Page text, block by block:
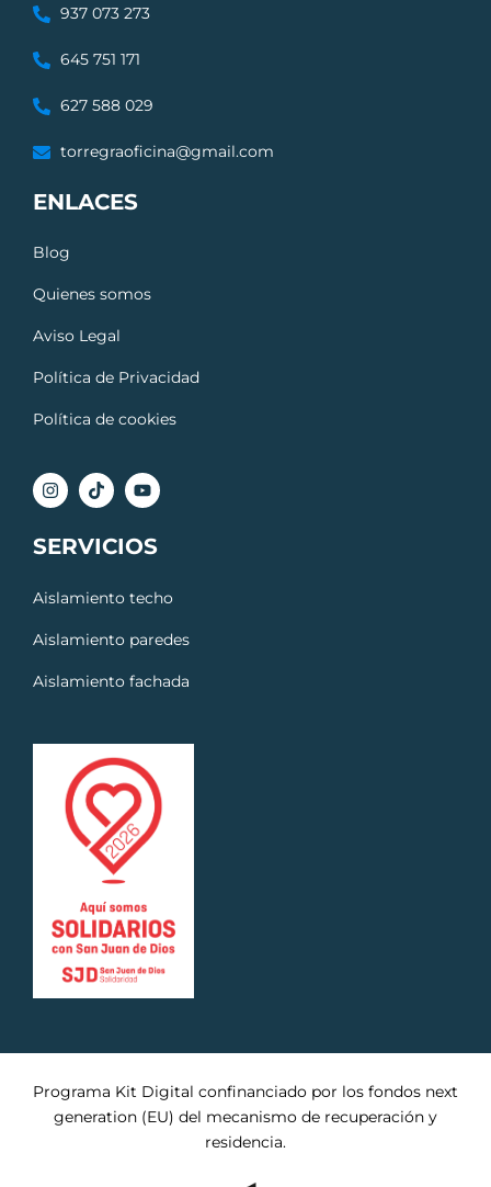
937 073 273
645 751 171
627 588 029
torregraoficina@gmail.com
ENLACES
Blog
Quienes somos
Aviso Legal
Política de Privacidad
Política de cookies
SERVICIOS
Aislamiento techo
Aislamiento paredes
Aislamiento fachada
Programa Kit Digital confinanciado por los fondos next
generation (EU) del mecanismo de recuperación y
residencia.